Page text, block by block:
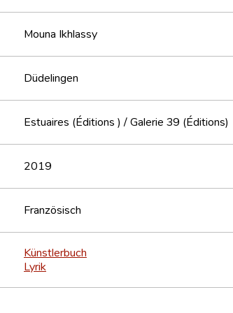
Mouna Ikhlassy
Düdelingen
Estuaires (Éditions ) /Galerie 39 (Éditions)
2019
Französisch
Künstlerbuch
Lyrik